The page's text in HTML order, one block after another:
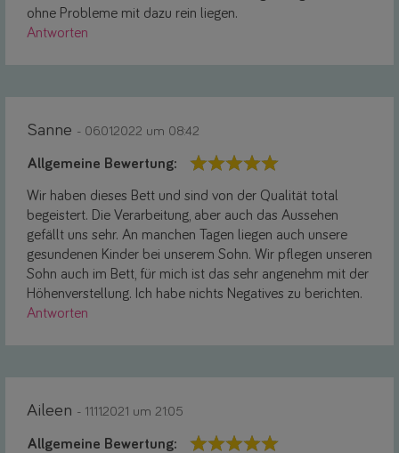
ohne Probleme mit dazu rein liegen.
Antworten
Sanne - 06.01.2022 um 08:42
Allgemeine Bewertung:
Wir haben dieses Bett und sind von der Qualität total
begeistert. Die Verarbeitung, aber auch das Aussehen
gefällt uns sehr. An manchen Tagen liegen auch unsere
gesundenen Kinder bei unserem Sohn. Wir pflegen unseren
Sohn auch im Bett, für mich ist das sehr angenehm mit der
Höhenverstellung. Ich habe nichts Negatives zu berichten.
Antworten
Aileen - 11.11.2021 um 21:05
Allgemeine Bewertung: